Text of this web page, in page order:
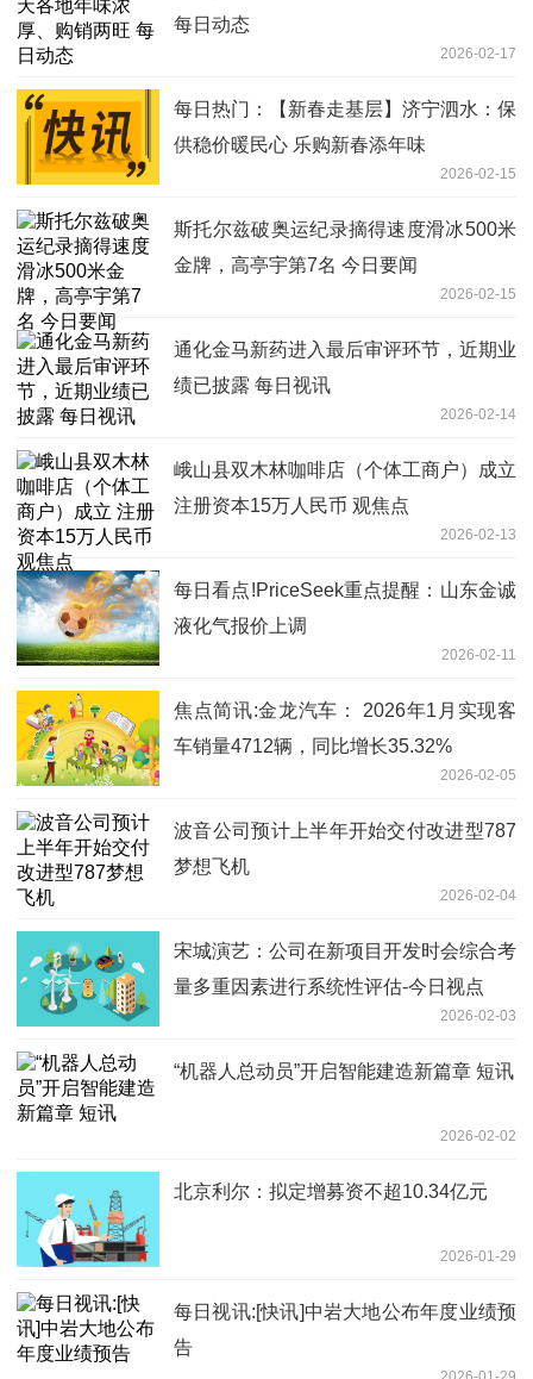
每日动态
2026-02-17
每日热门：【新春走基层】济宁泗水：保
供稳价暖民心 乐购新春添年味
2026-02-15
斯托尔兹破奥运纪录摘得速度滑冰500米
金牌，高亭宇第7名 今日要闻
2026-02-15
通化金马新药进入最后审评环节，近期业
绩已披露 每日视讯
2026-02-14
峨山县双木林咖啡店（个体工商户）成立
注册资本15万人民币 观焦点
2026-02-13
每日看点!PriceSeek重点提醒：山东金诚
液化气报价上调
2026-02-11
焦点简讯:金龙汽车： 2026年1月实现客
车销量4712辆，同比增长35.32%
2026-02-05
波音公司预计上半年开始交付改进型787
梦想飞机
2026-02-04
宋城演艺：公司在新项目开发时会综合考
量多重因素进行系统性评估-今日视点
2026-02-03
“机器人总动员”开启智能建造新篇章 短讯
2026-02-02
北京利尔：拟定增募资不超10.34亿元
2026-01-29
每日视讯:[快讯]中岩大地公布年度业绩预
告